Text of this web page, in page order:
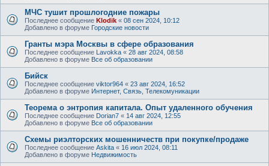
МЧС тушит прошлогодние пожары
Последнее сообщение Klodik « 08 сен 2024, 10:12
Добавлено в форуме Городские новости
Гранты мэра Москвы в сфере образования
Последнее сообщение Lavokka « 28 авг 2024, 08:58
Добавлено в форуме Все об образовании
Бийск
Последнее сообщение viktor964 « 23 авг 2024, 16:52
Добавлено в форуме Интернет, Связь, Телекомуникации
Теорема о энтропия капитала. Опыт удаленного обучения
Последнее сообщение Dorian7 « 14 авг 2024, 12:55
Добавлено в форуме Все об образовании
Схемы риэлторских мошенничеств при покупке/продаже
Последнее сообщение Askita « 16 июл 2024, 08:11
Добавлено в форуме Недвижимость